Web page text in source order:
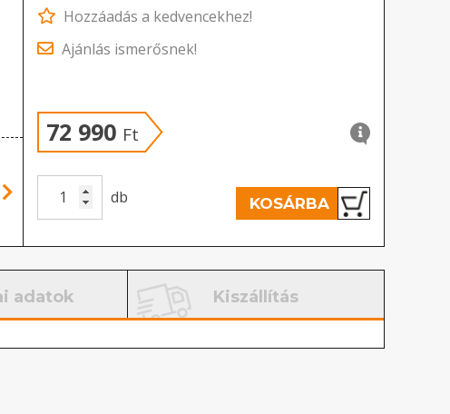
Hozzáadás a kedvencekhez!
Ajánlás ismerősnek!
72 990 Ft
db KOSÁRBA
adatok Kiszállítás